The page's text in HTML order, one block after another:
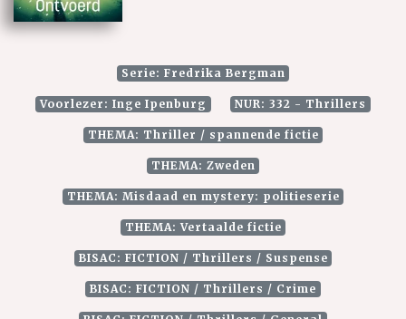
Serie: Fredrika Bergman
Voorlezer: Inge Ipenburg NUR: 332 - Thrillers
THEMA: Thriller / spannende fictie
THEMA: Zweden
THEMA: Misdaad en mystery: politieserie
THEMA: Vertaalde fictie
BISAC: FICTION / Thrillers / Suspense
BISAC: FICTION / Thrillers / Crime